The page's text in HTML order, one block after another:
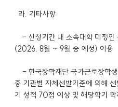
라. 기타사항
- 신청기간 내 소속대학 미정인
(2026. 8월 ~ 9월 중 예정) 이용
- 한국장학재단 국가근로장학
중 기관별 자체선발기준에 의해
기 성적 70점 이상 및 해당학기